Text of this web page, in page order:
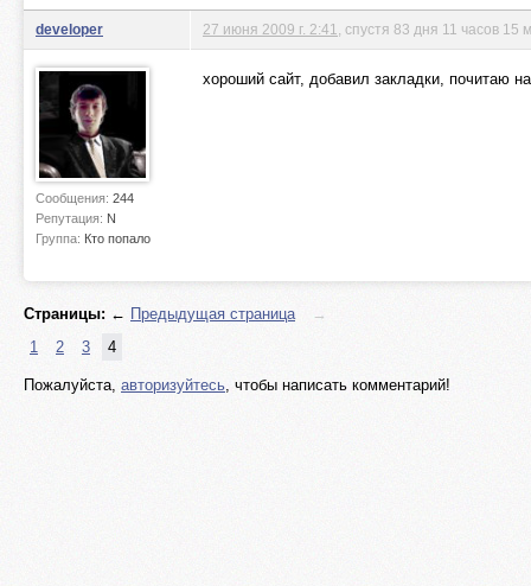
developer
Сообщения: 244
Репутация: N
Группа: Кто попало
27 июня 2009 г. 2:41 , спустя 83 дня 11 часов 15
хороший сайт, добавил закладки, почитаю
Страницы: ← Предыдущая страница
→
1
2 3 4
Пожалуйста, авторизуйтесь, чтобы написать комментарий!